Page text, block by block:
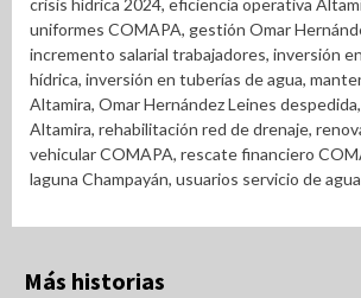
crisis hídrica 2024, eficiencia operativa
uniformes COMAPA, gestión Omar
incremento salarial trabajadores, inversión
hídrica, inversión en tuberías de agua,
Altamira, Omar Hernández Leines despedida,
Altamira, rehabilitación red de drenaje,
vehicular COMAPA, rescate financiero
laguna Champayán, usuarios servicio de agua
Más historias